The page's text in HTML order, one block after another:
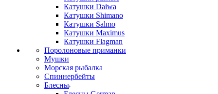
Катушки Daiwa
Катушки Shimano
Катушки Salmo
Катушки Maximus
Катушки Flagman
Поролоновые приманки
Мушки
Морская рыбалка
Спиннербейты
Блесны